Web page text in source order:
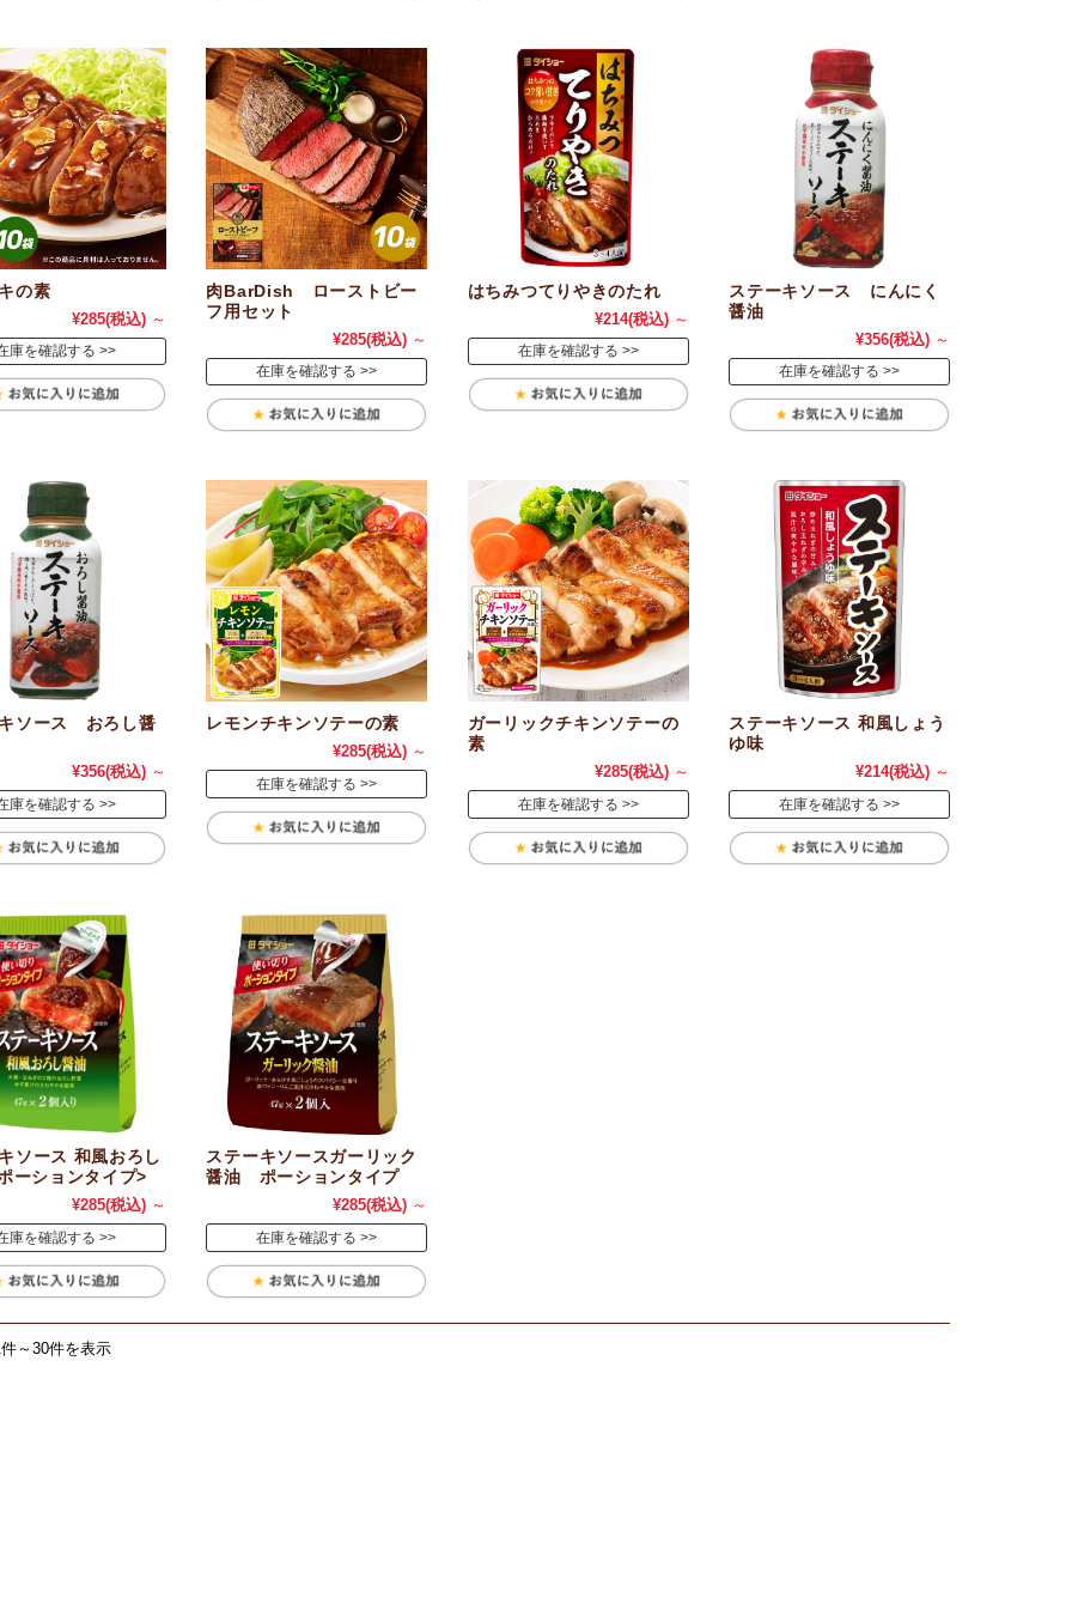
の素
¥285(税込) ～
庫を確認する
肉BarDish ローストビー
フ用セット
¥285(税込) ～
在庫を確認する
はちみつてりやきのたれ
¥214(税込) ～
在庫を確認する
ステーキソース にんにく
醤油
¥356(税込) ～
在庫を確認する
ソース おろし醤
¥356(税込) ～
庫を確認する
レモンチキンソテーの素
¥285(税込) ～
在庫を確認する
ガーリックチキンソテーの
素
¥285(税込) ～
在庫を確認する
ステーキソース 和風しょう
ゆ味
¥214(税込) ～
在庫を確認する
ソース 和風おろし
ーションタイプ>
¥285(税込) ～
庫を確認する
ステーキソースガーリック
醤油 ポーションタイプ
¥285(税込) ～
在庫を確認する
～30件を表示